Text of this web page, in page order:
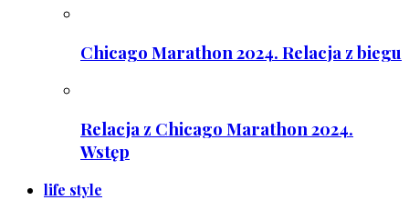
Chicago Marathon 2024. Relacja z biegu
Relacja z Chicago Marathon 2024.
Wstęp
life style